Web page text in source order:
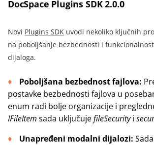
DocSpace Plugins SDK 2.0.0
Novi Plugins SDK uvodi nekoliko ključnih
na poboljšanje bezbednosti i
dijaloga.
Poboljšana bezbednost fajlova:
postavke bezbednosti fajlova u
enum radi bolje organizacije i
IFileItem sada uključujefileSecurity i
Unapređeni modalni dijalozi: